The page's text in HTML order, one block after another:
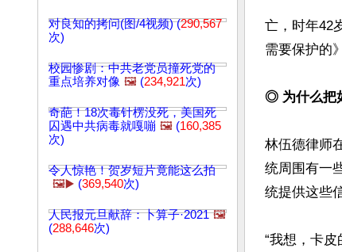
对良知的拷问(图/4视频) (290,567
次)
校园惨剧：中共老党员撞死党的
重点培养对像 🖼️ (234,921次)
奇葩！18次毒针楞没死，美国死
囚遇中共病毒就嘎嘣 🖼️ (160,385
次)
令人惊艳！贺岁短片竟能这么拍
🖼️▶️ (369,540次)
人民报元旦献辞：卜算子·2021 🖼️
(288,646次)
亡，时年42
需要保护的
◎ 为什么把
林伍德律师
统周围有一
统提供这些
“我想，卡